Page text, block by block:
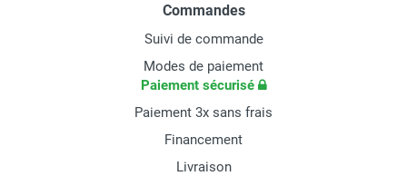
Commandes
Suivi de commande
Modes de paiement
Paiement sécurisé
Paiement 3x sans frais
Financement
Livraison